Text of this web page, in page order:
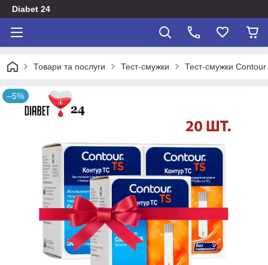
Diabet 24
Товари та послуги Тест-смужки Тест-смужки Contour
–5%